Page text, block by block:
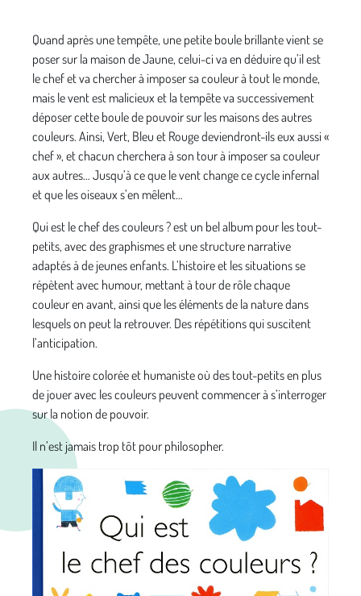
Quand après une tempête, une petite boule brillante vient se
poser sur la maison de Jaune, celui-ci va en déduire qu’il est
le chef et va chercher à imposer sa couleur à tout le monde,
mais le vent est malicieux et la tempête va successivement
déposer cette boule de pouvoir sur les maisons des autres
couleurs. Ainsi, Vert, Bleu et Rouge deviendront-ils eux aussi «
chef », et chacun cherchera à son tour à imposer sa couleur
aux autres… Jusqu’à ce que le vent change ce cycle infernal
et que les oiseaux s’en mêlent…
Qui est le chef des couleurs ? est un bel album pour les tout-
petits, avec des graphismes et une structure narrative
adaptés à de jeunes enfants. L’histoire et les situations se
répètent avec humour, mettant à tour de rôle chaque
couleur en avant, ainsi que les éléments de la nature dans
lesquels on peut la retrouver. Des répétitions qui suscitent
l’anticipation.
Une histoire colorée et humaniste où des tout-petits en plus
de jouer avec les couleurs peuvent commencer à s’interroger
sur la notion de pouvoir.
Il n’est jamais trop tôt pour philosopher.